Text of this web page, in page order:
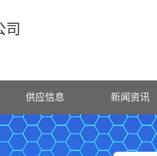
司
供应信息 新闻资讯